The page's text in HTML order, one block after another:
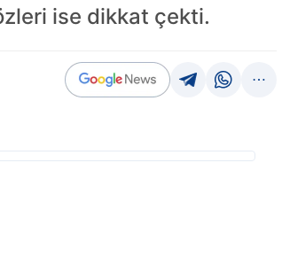
ise dikkat çekti.